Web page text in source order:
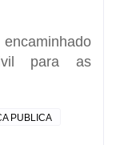
para as
PUBLICA